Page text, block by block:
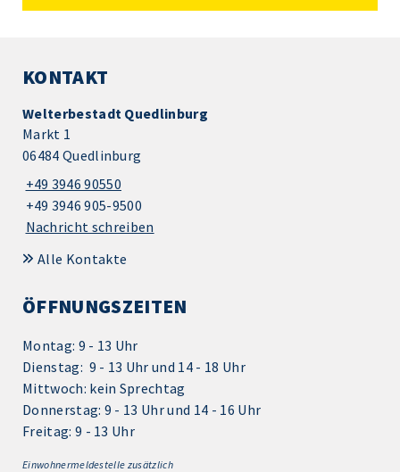
KONTAKT
Welterbestadt Quedlinburg
Markt 1
06484 Quedlinburg
+49 3946 90550
+49 3946 905-9500
Nachricht schreiben
Alle Kontakte
ÖFFNUNGSZEITEN
Montag: 9 - 13 Uhr
Dienstag: 9 - 13 Uhr und 14 - 18 Uhr
Mittwoch: kein Sprechtag
Donnerstag: 9 - 13 Uhr und 14 - 16 Uhr
Freitag: 9 - 13 Uhr
Einwohnermeldestelle zusätzlich